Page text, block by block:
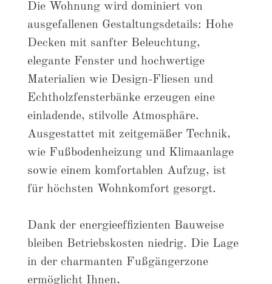
Die Wohnung wird dominiert von
ausgefallenen Gestaltungsdetails: Hohe
Decken mit sanfter Beleuchtung,
elegante Fenster und hochwertige
Materialien wie Design-Fliesen und
Echtholzfensterbänke erzeugen eine
einladende, stilvolle Atmosphäre.
Ausgestattet mit zeitgemäßer Technik,
wie Fußbodenheizung und Klimaanlage
sowie einem komfortablen Aufzug, ist
für höchsten Wohnkomfort gesorgt.
Dank der energieeffizienten Bauweise
bleiben Betriebskosten niedrig. Die Lage
in der charmanten Fußgängerzone
ermöglicht Ihnen,